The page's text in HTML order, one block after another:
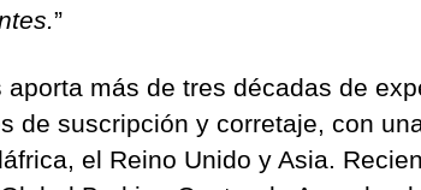
”
aporta más de tres décadas de
de suscripción y corretaje, con
el Reino Unido y Asia.